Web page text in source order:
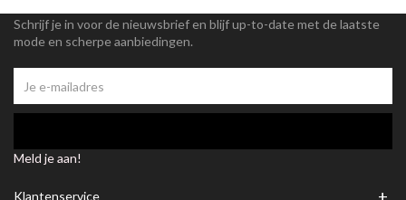
Schrijf je in voor de nieuwsbrief en blijf up-to-date met de laatste
mode en scherpe aanbiedingen.
Meld je aan!
Klantenservice